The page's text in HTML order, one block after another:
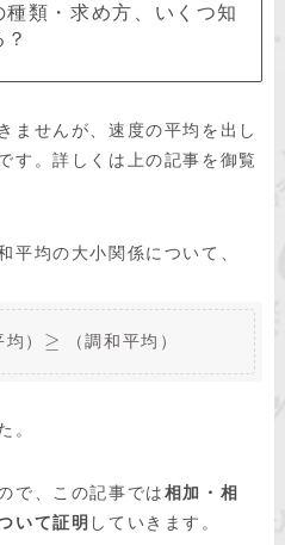
種類・求め方、いくつ知
ませんが、速度の平均を出し
す。詳しくは上の記事を御覧
平均の大小関係について、
） ≥ （調和平均）
。
で、この記事では相加・相
いて証明 していきます。